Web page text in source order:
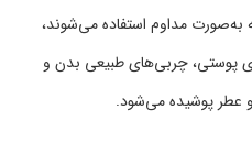
به‌صورت مداوم استفاده می‌شوند،
پوستی، چربی‌های طبیعی بدن و
و عطر پوشیده می‌شود.